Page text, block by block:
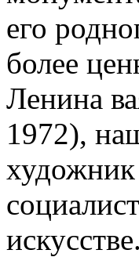
его
более
Ленина
1972),
искусстве.